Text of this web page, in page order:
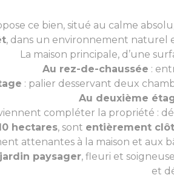
ce bien, situé au calme
, dans un environnement naturel
La maison principale, d’une
Au rez-de-chaussée :
: palier desservant deux
Au deuxième
compléter la propriété :
hectares, sont entièrement
attenantes à la maison et
jardin paysager, fleuri et
et